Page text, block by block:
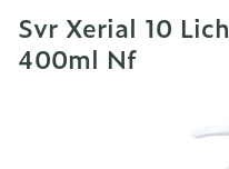
Svr Xerial 10
400ml Nf